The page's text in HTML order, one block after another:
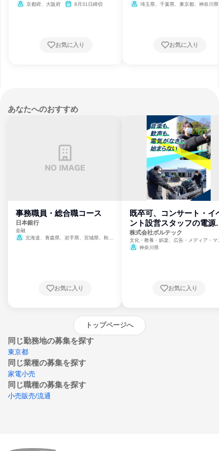
京都府、大阪府
8月31日締切
お気に入り
埼玉県、千葉県、東京都、神奈川県
お気に入り
あなたへのおすすめ
事務職員・総合職コース
日本銀行
金融
北海道、青森県、岩手県、宮城県、秋田
崎県、熊本県、大分県、宮崎県、鹿児島県、
お気に入り
既卒可、コンサート・イ
ント設営スタッフの電源
門
株式会社ボルテック
文化・教養・娯楽、広告・メディア・マ
ミ、電力・ガス・水道・エネルギー
神奈川県
お気に入り
トップページへ
同じ勤務地の募集を探す
東京都
同じ業種の募集を探す
家電小売
同じ職種の募集を探す
小売販売/流通